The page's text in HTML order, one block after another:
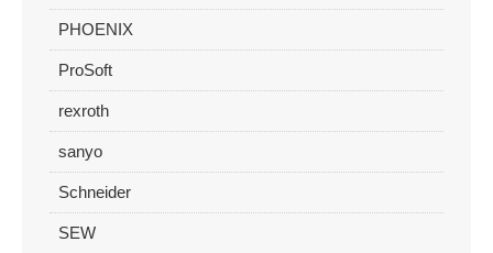
PHOENIX
ProSoft
rexroth
sanyo
Schneider
SEW